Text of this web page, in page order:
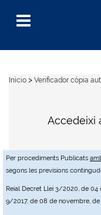
Per procediments Publicats
segons les previsions
Reial Decret Llei 3/2020, de 04
9/2017, de 08 de novembre,
Menu
Accedeixi
Inicio > Verificador còpia